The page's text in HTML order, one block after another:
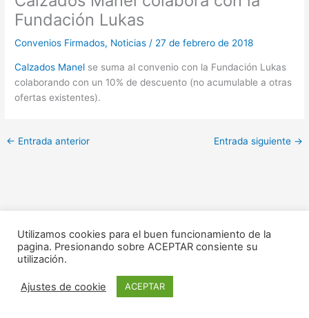
Fundación Lukas
Convenios Firmados, Noticias / 27 de febrero de 2018
Calzados Manel se suma al convenio con la Fundación Lukas
colaborando con un 10% de descuento (no acumulable a otras
ofertas existentes).
← Entrada anterior Entrada siguiente →
Desarrollado por -
Infosolution. Desarrollo web en Alicante
Utilizamos cookies para el buen funcionamiento de la
pagina. Presionando sobre ACEPTAR consiente su
utilización.
Ajustes de cookie ACEPTAR